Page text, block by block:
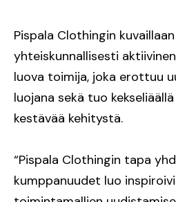
Pispala Clothingin
yhteiskunnallisesti
luova toimija, joka erottuu
luojana sekä tuo
kestävää kehitystä.
“Pispala Clothingin tapa
kumppanuudet luo